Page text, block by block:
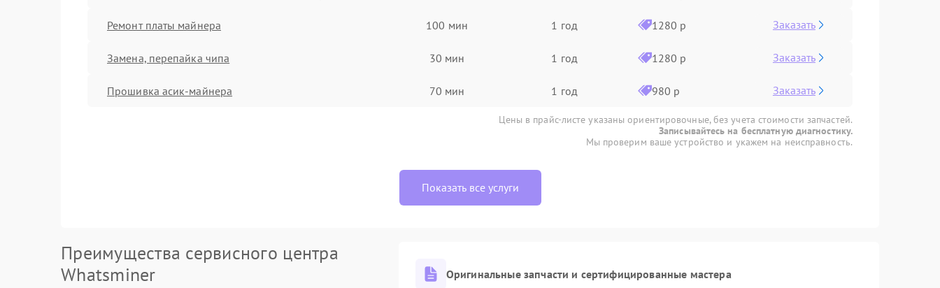
Ремонт платы майнера 100 мин 1 год 1280 р Заказать
Замена, перепайка чипа 30 мин 1 год 1280 р Заказать
Прошивка асик-майнера 70 мин 1 год 980 р Заказать
Цены в прайс-листе указаны ориентировочные, без учета стоимости запчастей.
Записывайтесь на бесплатную диагностику.
Мы проверим ваше устройство и укажем на неисправность.
Показать все услуги
Преимущества сервисного центра
Whatsminer
Оригинальные запчасти и сертифицированные мастера